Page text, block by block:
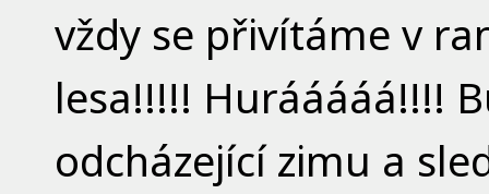
vždy se přivítáme v
lesa!!!!! Hurááááá!!!!
odcházející zimu a